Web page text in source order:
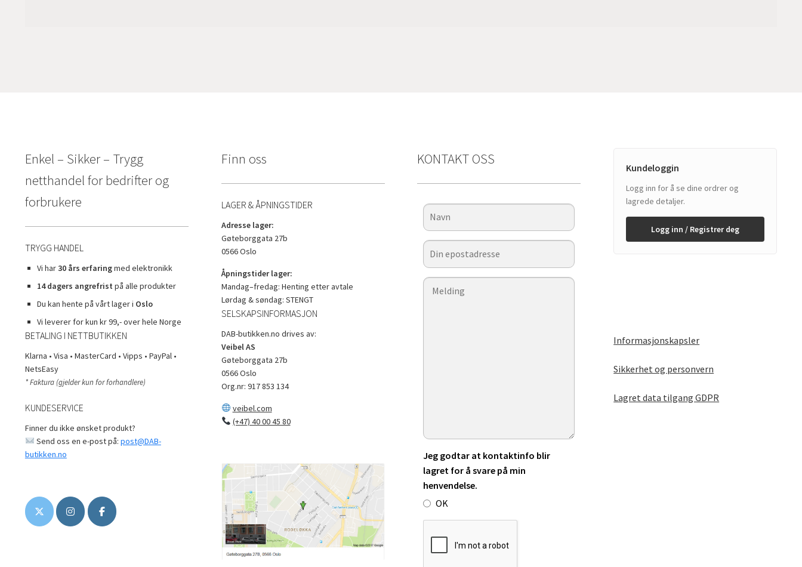
Enkel – Sikker – Trygg
netthandel for bedrifter og
forbrukere
TRYGG HANDEL
Vi har30 års erfaringmed elektronikk
14 dagers angrefrist på alle produkter
Du kan hente på vårt lager i Oslo
Vi leverer for kun kr 99,- over hele Norge
BETALING I NETTBUTIKKEN
Klarna • Visa • MasterCard • Vipps • PayPal •
NetsEasy
* Faktura (gjelder kun for forhandlere)
KUNDESERVICE
Finner du ikke ønsket produkt?
Send oss en e-post på: post@DAB-
butikken.no
Finn oss
LAGER & ÅPNINGSTIDER
Adresse lager:
Gøteborggata 27b
0566 Oslo
Åpningstider lager:
Mandag–fredag: Henting etter avtale
Lørdag & søndag: STENGT
SELSKAPSINFORMASJON
DAB-butikken.no drives av:
Veibel AS
Gøteborggata 27b
0566 Oslo
Org.nr: 917 853 134
veibel.com
(+47) 40 00 45 80
KONTAKT OSS
Jeg godtar at kontaktinfo blir
lagret for å svare på min
henvendelse.
OK
Kundeloggin
Logg inn for å se dine ordrer og
lagrede detaljer.
Logg inn / Registrer deg
Informasjonskapsler
Sikkerhet og personvern
Lagret data tilgang GDPR